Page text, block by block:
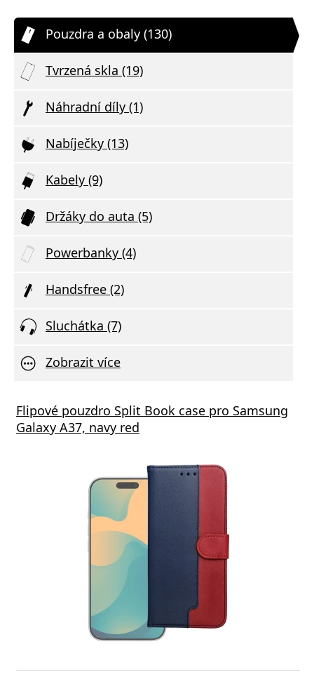
Pouzdra a obaly (130)
Tvrzená skla (19)
Náhradní díly (1)
Nabíječky (13)
Kabely (9)
Držáky do auta (5)
Powerbanky (4)
Handsfree (2)
Sluchátka (7)
Zobrazit více
Flipové pouzdro Split Book case pro Samsung
Galaxy A37, navy red